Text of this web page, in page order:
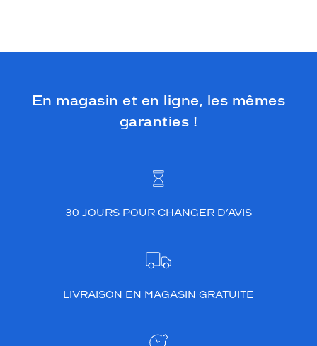
En magasin et en ligne, les mêmes
garanties !
30 JOURS POUR CHANGER D’AVIS
LIVRAISON EN MAGASIN GRATUITE